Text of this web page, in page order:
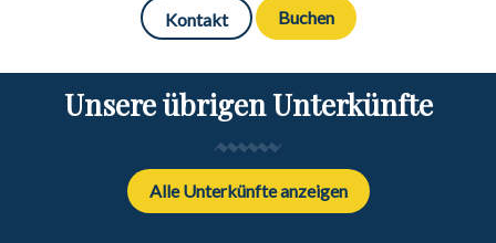
Kontakt Buchen
Unsere übrigen Unterkünfte
Alle Unterkünfte anzeigen